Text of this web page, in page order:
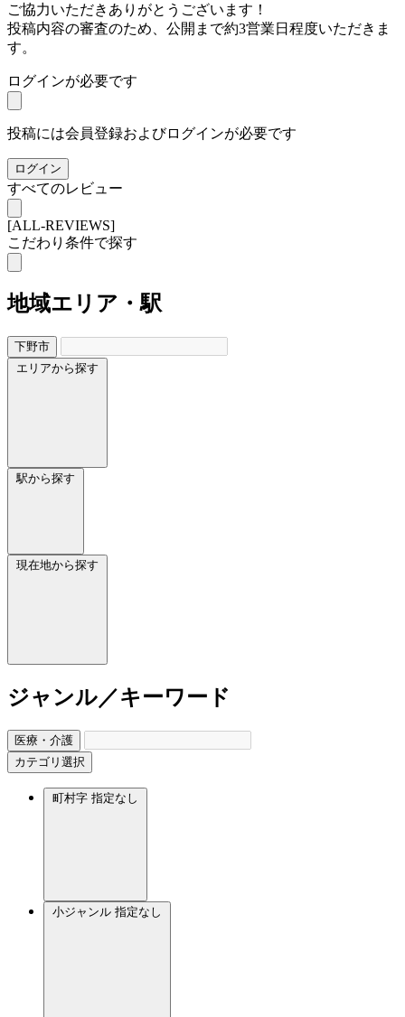
ご協力いただきありがとうございます！
投稿内容の審査のため、公開まで約3営業日程度いただきま
す。
ログインが必要です
投稿には会員登録およびログインが必要です
ログイン
すべてのレビュー
[ALL-REVIEWS]
こだわり条件で探す
地域エリア・駅
下野市
エリアから探す
駅から探す
現在地から探す
ジャンル／キーワード
医療・介護
カテゴリ選択
町村字 指定なし
小ジャンル 指定なし